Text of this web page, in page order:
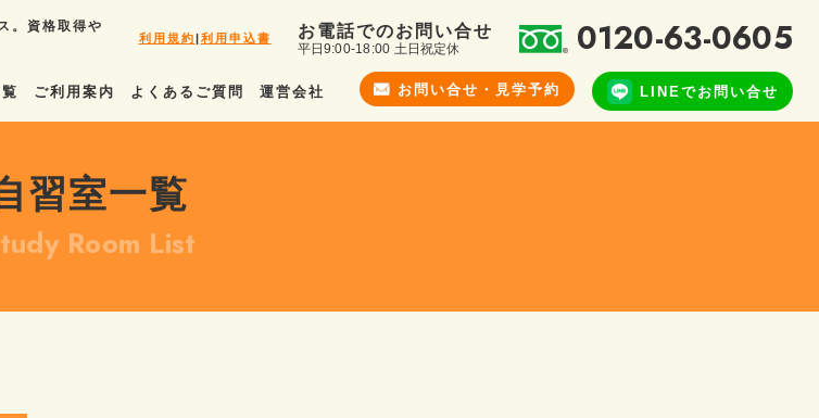
。資格取得や
利用規約|利用申込書 お電話でのお問い合せ
平日9:00-18:00 土日祝定休 0120-63-0605
ご利用案内 よくあるご質問 運営会社 お問い合せ・ 見学予約 LINEでお問い合せ
習室一覧
Room List